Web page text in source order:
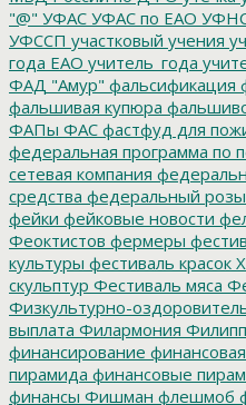
"@" УФАС УФАС по ЕАО
УФССП участковый учения
года ЕАО учитель_года
ФАД "Амур" фальсификация
фальшивая купюра
ФАПы ФАС фастфуд для
федеральная программа по
сетевая компания
средства федеральный
фейки фейковые новости
Феоктистов фермеры
культуры фестиваль красок
скульптур Фестиваль мяса
Физкультурно-
выплата Филармония
финансирование
пирамида финансовые
финансы Фишман флешмоб